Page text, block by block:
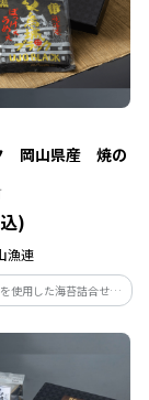
岡山県産 焼の
)
漁連
使用した海苔詰合せ。
、岡山県で養殖された
・2番摘みの上質な海苔
・香りをご堪能くださ
い。